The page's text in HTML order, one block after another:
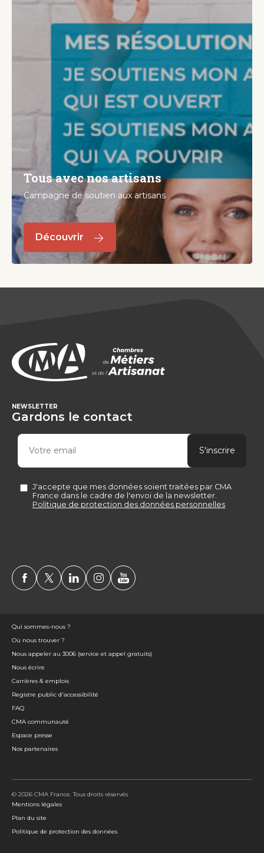
Tous avec nos artisans
Campagne de soutien aux artisans
Découvrir
NEWSLETTER
Gardons le contact
Qui sommes-nous ?
Où nous trouver ?
Nous appeler au 3006 (service et appel gratuits)
Nous écrire
Carrières & emplois
Registre public d'accessibilité
FAQ
CMA communauté
Espace presse
Nos partenaires
© 2026 CMA France. Tous droits réservés
Mentions légales
Plan du site
Politique de protection des données